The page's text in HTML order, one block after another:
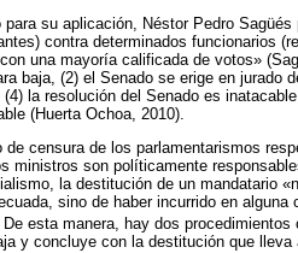
su aplicación, Néstor Pedro
contra determinados funcionarios
una mayoría calificada de votos»
baja, (2) el Senado se erige en jurado
la resolución del Senado es
(Huerta Ochoa, 2010).
de censura de los parlamentarismos
ministros son políticamente
la destitución de un mandatario
sino de haber incurrido en
De esta manera, hay dos procedimientos
y concluye con la destitución que lleva